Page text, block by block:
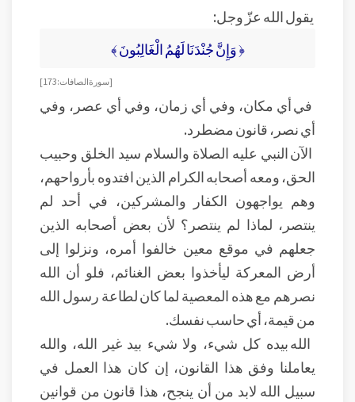
يقول الله عزّ وجل:
﴿ وَإِنَّ جُنْدَنَا لَهُمُ الْغَالِبُونَ ﴾
[سورة الصافات: 173]
في أي مكان، وفي أي زمان، وفي أي عصر، وفي
أي نصر، قانون مضطرد.
الآن النبي عليه الصلاة والسلام سيد الخلق وحبيب
الحق، ومعه أصحابه الكرام الذين افتدوه بأرواحهم،
وهم يواجهون الكفار والمشركين، في أحد لم
ينتصر، لماذا لم ينتصر؟ لأن بعض أصحابه الذين
جعلهم في موقع معين خالفوا أمره، ونزلوا إلى
أرض المعركة ليأخذوا بعض الغنائم، فلو أن الله
نصرهم مع هذه المعصية لما كان لطاعة رسول الله
من قيمة، أي حاسب نفسك.
الله بيده كل شيء، ولا شيء بيد غير الله، والله
يعاملنا وفق هذا القانون، إن كان هذا العمل في
سبيل الله لابد من أن ينجح، هذا قانون من قوانين